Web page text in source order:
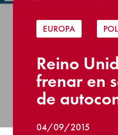
EUROPA
Reino
frenar en
de
04/09/2015